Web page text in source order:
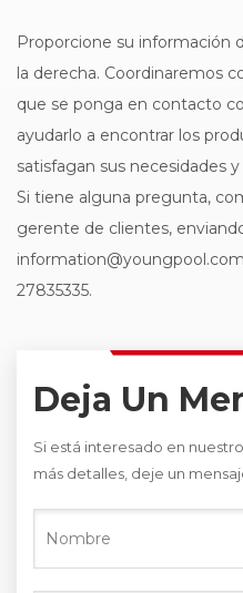
Proporcione su información
la derecha. Coordinaremos
que se ponga en contacto
ayudarlo a encontrar los
satisfagan sus necesidades
Si tiene alguna pregunta,
gerente de clientes,
27835335.
Deja Un
Si está interesado en
más detalles, deje un